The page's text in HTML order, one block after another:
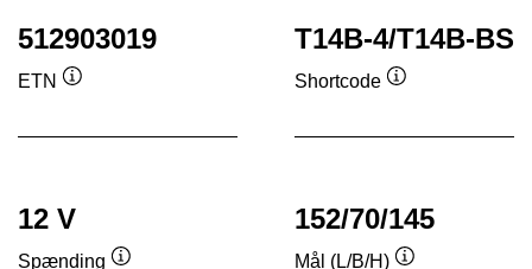
512903019
ETN
T14B-4/T14B-BS
Shortcode
12 V
Spænding
152/70/145
Mål (L/B/H)